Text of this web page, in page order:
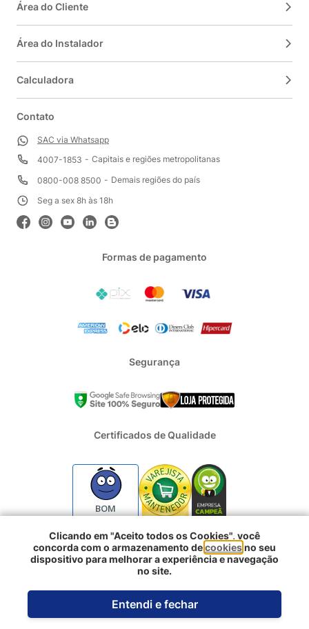
Área do Cliente
Área do Instalador
Calculadora
Contato
SAC via Whatsapp
4007-1853
Capitais e regiões metropolitanas
0800-008 8500
Demais regiões do país
Seg a sex 8h às 18h
Formas de pagamento
Segurança
Certificados de Qualidade
BOM
2024 - Todos os direitos reservados | REFRIGERACAO DUFRIO
COMERCIO E IMPORTACAO S.A. | CNPJ : 01.754.239/0001-10 |
Porto Alegre RS - CEP: 90230-011
Desenvolvido pela
Clicando em "Aceito todos os Cookies", você
concorda com o armazenamento decookiesno seu
dispositivo para melhorar a experiência e navegação
no site.
Entendi e fechar